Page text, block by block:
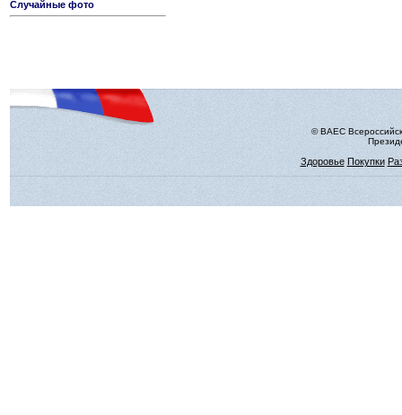
Случайные фото
© ВАЕС
Здоровье Покупки